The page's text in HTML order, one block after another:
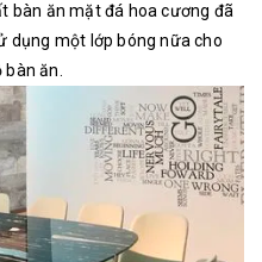
bàn ăn mặt đá hoa cương đã
dụng một lớp bóng nữa cho
ăn.